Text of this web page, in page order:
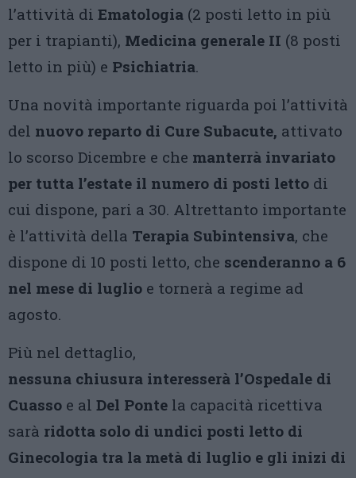
l’attività di Ematologia (2 posti letto in più
per i trapianti), Medicina generale II (8 posti
letto in più) e Psichiatria.
Una novità importante riguarda poi l’attività
del nuovo reparto di Cure Subacute, attivato
lo scorso Dicembre e che manterrà invariato
per tutta l’estate il numero di posti letto di
cui dispone, pari a 30. Altrettanto importante
è l’attività della Terapia Subintensiva, che
dispone di 10 posti letto, che scenderanno a 6
nel mese di luglio e tornerà a regime ad
agosto.
Più nel dettaglio,
nessuna chiusura interesserà l’Ospedale di
Cuasso e al Del Ponte la capacità ricettiva
sarà ridotta solo di undici posti letto di
Ginecologia tra la metà di luglio e gli inizi di